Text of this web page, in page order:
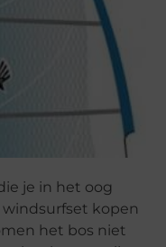
je in het oog
kopen
het bos niet